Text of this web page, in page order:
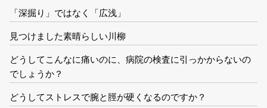
「深掘り」ではなく「広浅」
見つけました素晴らしい川柳
どうしてこんなに痛いのに、病院の検査に引っかからないの
でしょうか？
どうしてストレスで腕と脛が硬くなるのですか？